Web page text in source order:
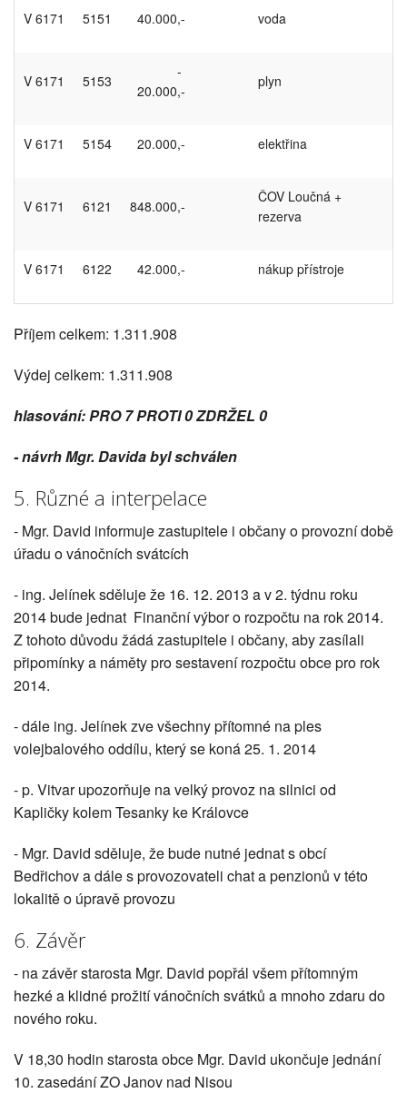
V 6171 5151 40.000,- voda
V 6171 5153
-
20.000,-
plyn
V 6171 5154 20.000,- elektřina
V 6171 6121 848.000,-
ČOV Loučná +
rezerva
V 6171 6122 42.000,- nákup přístroje
Příjem celkem: 1.311.908
Výdej celkem: 1.311.908
hlasování: PRO 7 PROTI 0 ZDRŽEL 0
- návrh Mgr. Davida byl schválen
5. Různé a interpelace
- Mgr. David informuje zastupitele i občany o provozní době
úřadu o vánočních svátcích
- ing. Jelínek sděluje že 16. 12. 2013 a v 2. týdnu roku
2014 bude jednat Finanční výbor o rozpočtu na rok 2014.
Z tohoto důvodu žádá zastupitele i občany, aby zasílali
připomínky a náměty pro sestavení rozpočtu obce pro rok
2014.
- dále ing. Jelínek zve všechny přítomné na ples
volejbalového oddílu, který se koná 25. 1. 2014
- p. Vitvar upozorňuje na velký provoz na silnici od
Kapličky kolem Tesanky ke Královce
- Mgr. David sděluje, že bude nutné jednat s obcí
Bedřichov a dále s provozovateli chat a penzionů v této
lokalitě o úpravě provozu
6. Závěr
- na závěr starosta Mgr. David popřál všem přítomným
hezké a klidné prožití vánočních svátků a mnoho zdaru do
nového roku.
V 18,30 hodin starosta obce Mgr. David ukončuje jednání
10. zasedání ZO Janov nad Nisou